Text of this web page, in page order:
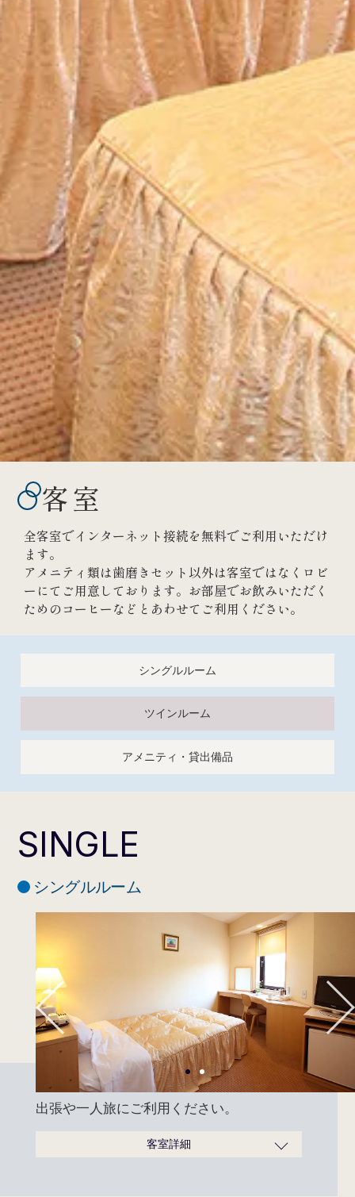
客室
全客室でインターネット接続を無料でご利用いただけ
ます。
アメニティ類は歯磨きセット以外は客室ではなくロビ
ーにてご用意しております。お部屋でお飲みいただく
ためのコーヒーなどとあわせてご利用ください。
シングルルーム
ツインルーム
アメニティ・貸出備品
SINGLE
シングルルーム
1 2
出張や一人旅にご利用ください。
客室詳細